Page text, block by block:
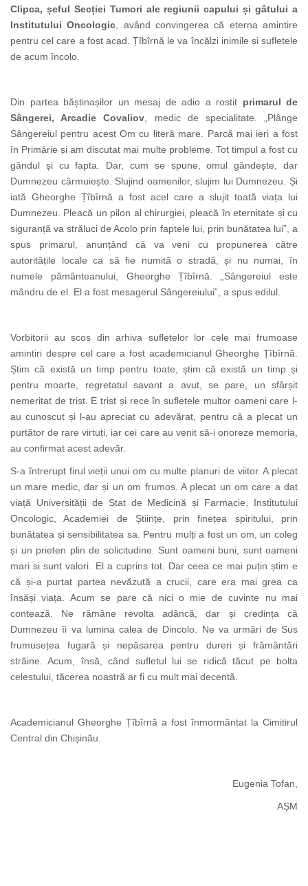
Clipca, șeful Secției Tumori ale regiunii capului și gâtului a
Institutului Oncologic , având convingerea că eterna amintire
pentru cel care a fost acad. Țîbîrnă le va încălzi inimile și sufletele
de acum încolo.
Din partea băștinașilor un mesaj de adio a rostit primarul de
Sângerei, Arcadie Covaliov , medic de specialitate. „Plânge
Sângereiul pentru acest Om cu literă mare. Parcă mai ieri a fost
în Primărie și am discutat mai multe probleme. Tot timpul a fost cu
gândul și cu fapta. Dar, cum se spune, omul gândește, dar
Dumnezeu cârmuiește. Slujind oamenilor, slujim lui Dumnezeu. Și
iată Gheorghe Țîbîrnă a fost acel care a slujit toată viața lui
Dumnezeu. Pleacă un pilon al chirurgiei, pleacă în eternitate și cu
siguranță va străluci de Acolo prin faptele lui, prin bunătatea lui”, a
spus primarul, anunțând că va veni cu propunerea către
autoritățile locale ca să fie numită o stradă, și nu numai, în
numele pământeanului, Gheorghe Țîbîrnă. „Sângereiul este
mândru de el. El a fost mesagerul Sângereiului”, a spus edilul.
Vorbitorii au scos din arhiva sufletelor lor cele mai frumoase
amintiri despre cel care a fost academicianul Gheorghe Țîbîrnă.
Știm că există un timp pentru toate, știm că există un timp și
pentru moarte, regretatul savant a avut, se pare, un sfârșit
nemeritat de trist. E trist și rece în sufletele multor oameni care l-
au cunoscut și l-au apreciat cu adevărat, pentru că a plecat un
purtător de rare virtuți, iar cei care au venit să-i onoreze memoria,
au confirmat acest adevăr.
S-a întrerupt firul vieții unui om cu multe planuri de viitor. A plecat
un mare medic, dar și un om frumos. A plecat un om care a dat
viață Universității de Stat de Medicină și Farmacie, Institutului
Oncologic, Academiei de Științe, prin finețea spiritului, prin
bunătatea și sensibilitatea sa. Pentru mulți a fost un om, un coleg
și un prieten plin de solicitudine. Sunt oameni buni, sunt oameni
mari si sunt valori. El a cuprins tot. Dar ceea ce mai puțin știm e
că și-a purtat partea nevăzută a crucii, care era mai grea ca
însăși viața. Acum se pare că nici o mie de cuvinte nu mai
contează. Ne rămâne revolta adâncă, dar și credința că
Dumnezeu îi va lumina calea de Dincolo. Ne va urmări de Sus
frumusețea fugară și nepăsarea pentru dureri și frământări
străine. Acum, însă, când sufletul lui se ridică tăcut pe bolta
celestului, tăcerea noastră ar fi cu mult mai decentă.
Academicianul Gheorghe Țîbîrnă a fost înmormântat la Cimitirul
Central din Chișinău.
Eugenia Tofan,
AȘM